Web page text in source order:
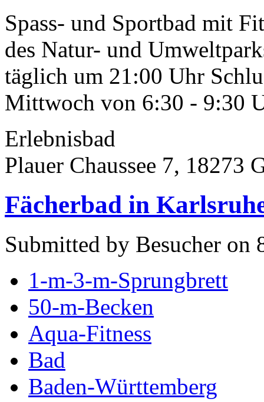
Spass- und Sportbad mit
des Natur- und
täglich um 21:00 Uhr
Mittwoch von 6:30 - 9:30
Erlebnisbad
Plauer Chaussee 7, 18273
Fächerbad in
Submitted by Besucher on
1-m-3-m-Sprungbrett
50-m-Becken
Aqua-Fitness
Bad
Baden-Württemberg